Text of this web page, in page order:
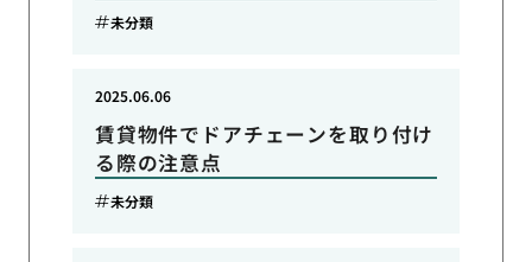
未分類
賃貸物件でドアチェーンを取り付け
る際の注意点
2025.06.06
未分類